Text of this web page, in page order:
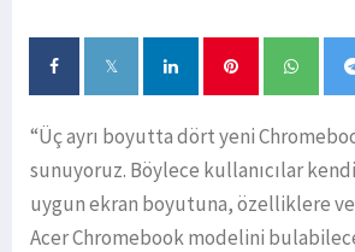
“Üç ayrı boyutta dört yeni
sunuyoruz. Böylece kullanıcılar
uygun ekran boyutuna, özelliklere
Acer Chromebook modelini